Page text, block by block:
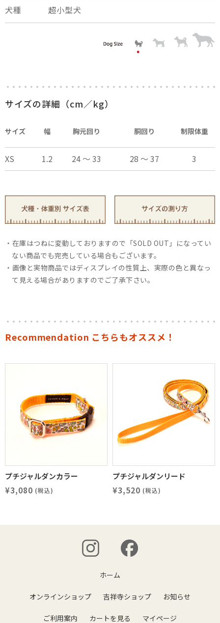
サイズの詳細（cm／kg）
サイズ 幅 胸元回り 胴回り 制限体重
XS 1.2 24 ～ 33 28 ～ 37 3
在庫はつねに変動しておりますので「SOLD OUT」になってい
ない商品でも完売している場合もございます。
画像と実物商品ではディスプレイの性質上、実際の色と異なっ
て見える場合がありますのでご了承下さい。
犬種 超小型犬
Recommendation こちらもオススメ！
プチジャルダンカラー
¥3,080 (税込)
プチジャルダンリード
¥3,520 (税込)
ホーム
オンラインショップ 吉祥寺ショップ お知らせ
ご利用案内 カートを見る マイページ